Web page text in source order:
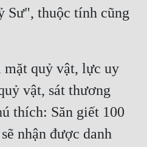
Sư", thuộc tính cũng
quỷ vật, lực uy
vật, sát thương
thích: Săn giết 100
nhận được danh